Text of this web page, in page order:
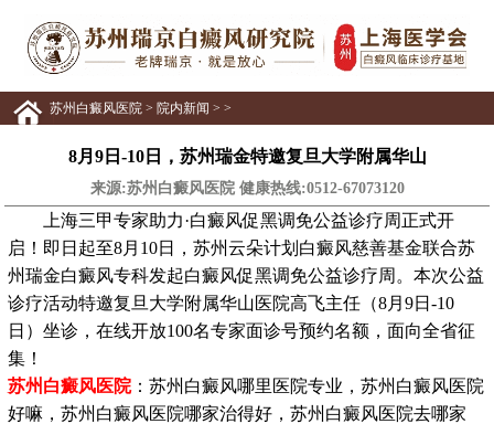
苏州白癜风医院> 院内新闻 > >
​​8月9日-10日，苏州瑞金特邀复旦大学附属华山
来源:苏州白癜风医院 健康热线:0512-67073120
上海三甲专家助力·白癜风促黑调免公益诊疗周正式开
启！即日起至8月10日，苏州云朵计划白癜风慈善基金联合苏
州瑞金白癜风专科发起白癜风促黑调免公益诊疗周。本次公益
诊疗活动特邀复旦大学附属华山医院高飞主任（8月9日-10
日）坐诊，在线开放100名专家面诊号预约名额，面向全省征
集！
苏州白癜风医院：苏州白癜风哪里医院专业，苏州白癜风医院
好嘛，苏州白癜风医院哪家治得好，苏州白癜风医院去哪家